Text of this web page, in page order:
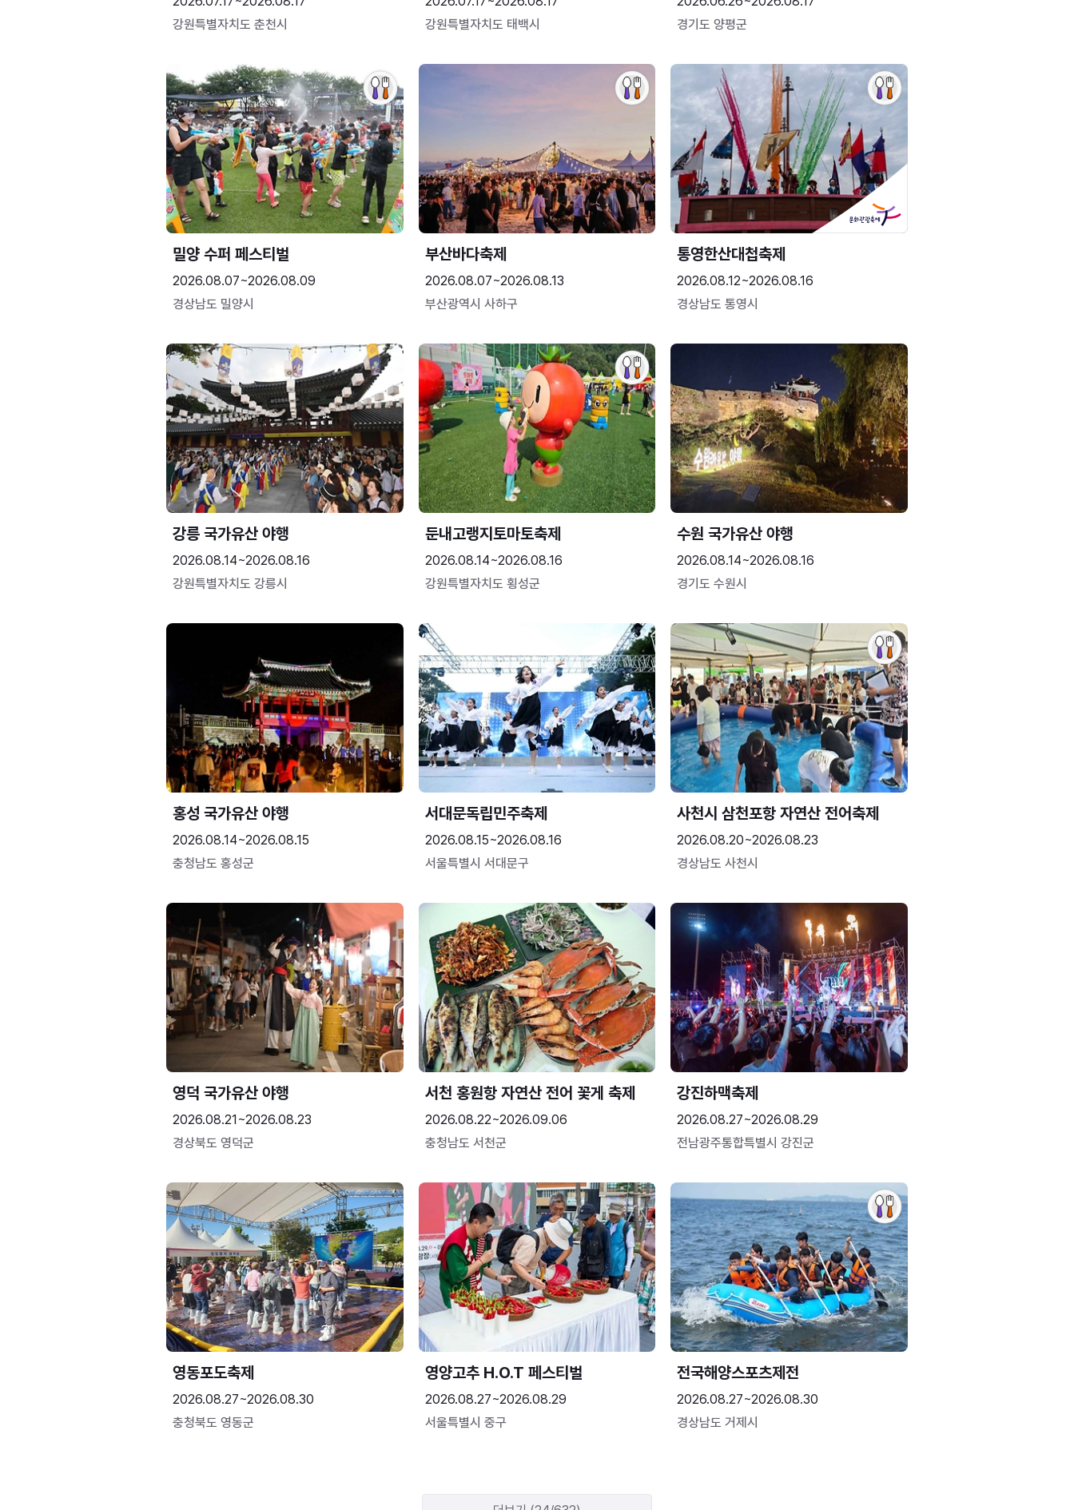
강원특별자치도 춘천시
강원특별자치도 태백시
경기도 양평군
밀양 수퍼 페스티벌
2026.08.07~2026.08.09
경상남도 밀양시
부산바다축제
2026.08.07~2026.08.13
부산광역시 사하구
통영한산대첩축제
2026.08.12~2026.08.16
경상남도 통영시
강릉 국가유산 야행
2026.08.14~2026.08.16
강원특별자치도 강릉시
둔내고랭지토마토축제
2026.08.14~2026.08.16
강원특별자치도 횡성군
수원 국가유산 야행
2026.08.14~2026.08.16
경기도 수원시
홍성 국가유산 야행
2026.08.14~2026.08.15
충청남도 홍성군
서대문독립민주축제
2026.08.15~2026.08.16
서울특별시 서대문구
사천시 삼천포항 자연산 전어축제
2026.08.20~2026.08.23
경상남도 사천시
영덕 국가유산 야행
2026.08.21~2026.08.23
경상북도 영덕군
서천 홍원항 자연산 전어 꽃게 축제
2026.08.22~2026.09.06
충청남도 서천군
강진하맥축제
2026.08.27~2026.08.29
전남광주통합특별시 강진군
영동포도축제
2026.08.27~2026.08.30
충청북도 영동군
영양고추 H.O.T 페스티벌
2026.08.27~2026.08.29
서울특별시 중구
전국해양스포츠제전
2026.08.27~2026.08.30
경상남도 거제시